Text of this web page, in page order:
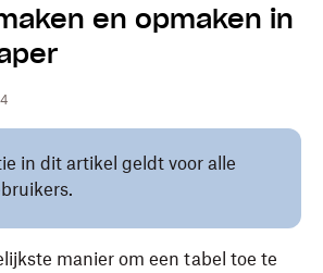
en opmaken in
in dit artikel geldt voor alle
manier om een tabel toe te